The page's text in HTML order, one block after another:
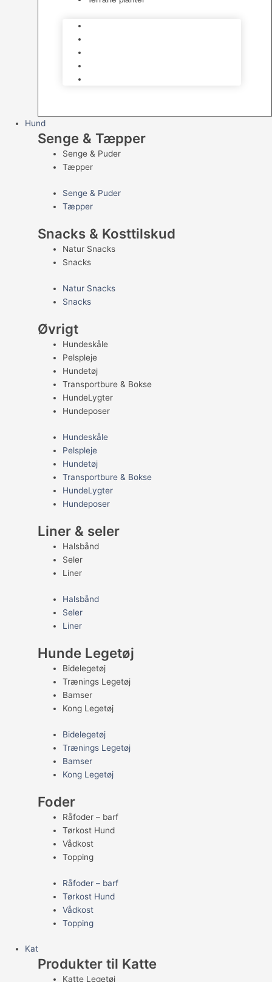
Hund
Senge & Tæpper
Senge & Puder
Tæpper
Senge & Puder
Tæpper
Snacks & Kosttilskud
Natur Snacks
Snacks
Natur Snacks
Snacks
Øvrigt
Hundeskåle
Pelspleje
Hundetøj
Transportbure & Bokse
HundeLygter
Hundeposer
Hundeskåle
Pelspleje
Hundetøj
Transportbure & Bokse
HundeLygter
Hundeposer
Liner & seler
Halsbånd
Seler
Liner
Halsbånd
Seler
Liner
Hunde Legetøj
Bidelegetøj
Trænings Legetøj
Bamser
Kong Legetøj
Bidelegetøj
Trænings Legetøj
Bamser
Kong Legetøj
Foder
Råfoder – barf
Tørkost Hund
Vådkost
Topping
Råfoder – barf
Tørkost Hund
Vådkost
Topping
Kat
Produkter til Katte
Katte Legetøj